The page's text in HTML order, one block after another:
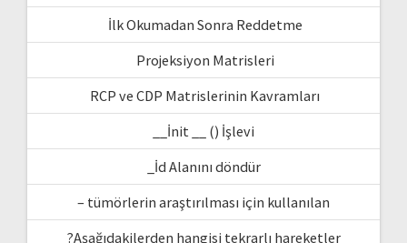
İlk Okumadan Sonra Reddetme
Projeksiyon Matrisleri
RCP ve CDP Matrislerinin Kavramları
__İnit __ () İşlevi
_İd Alanını döndür
– tümörlerin araştırılması için kullanılan
?Aşağıdakilerden hangisi tekrarlı hareketler